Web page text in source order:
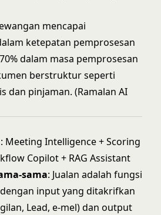
mencapai
ketepatan pemprosesan
dalam masa pemprosesan
berstruktur seperti
dan pinjaman. (Ramalan AI
: Meeting Intelligence+Scoring
Copilot+ RAG Assistant
sama: Jualan adalah fungsi
input yang ditakrifkan
Lead, e-mel) dan output